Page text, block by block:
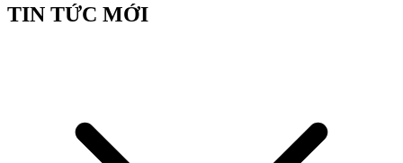
TIN TỨC MỚI